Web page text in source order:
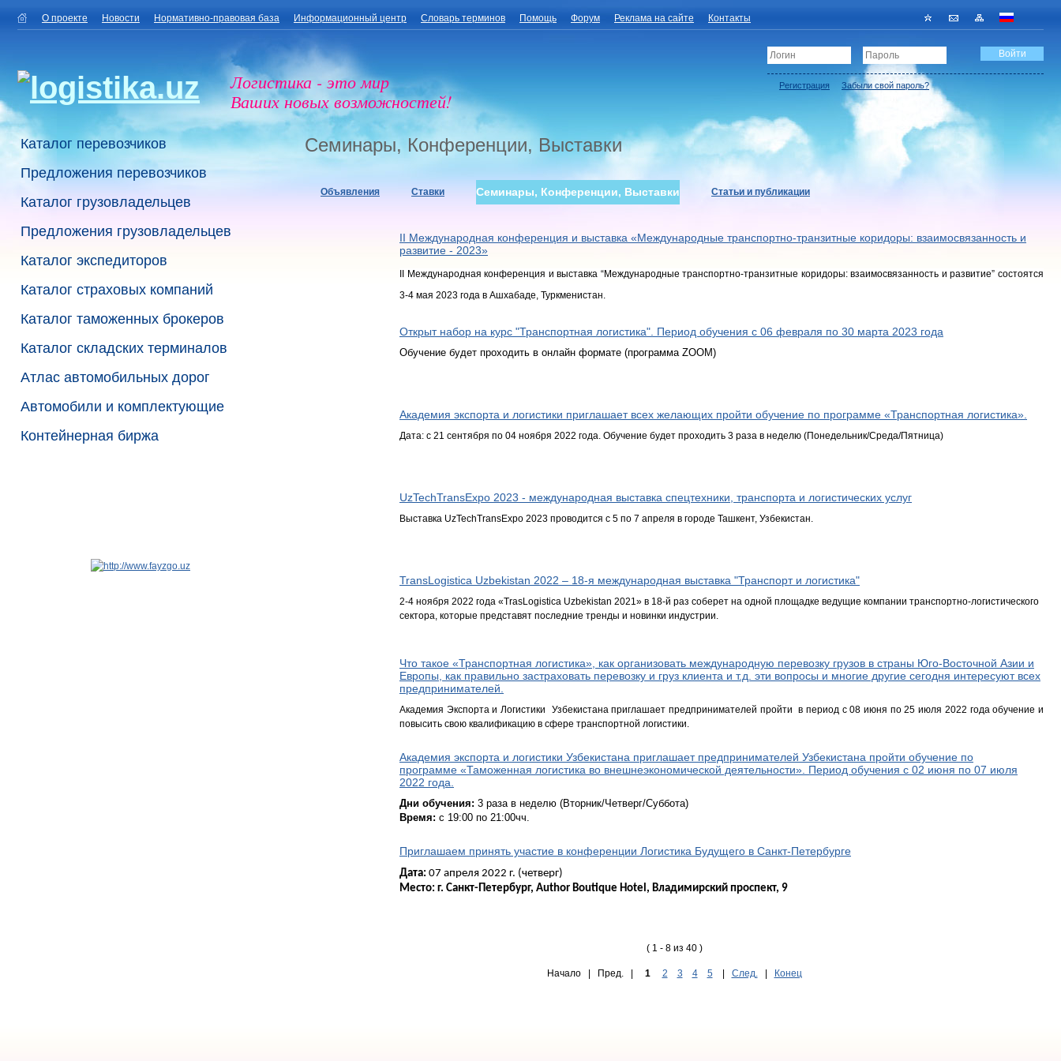
О проекте Новости Нормативно-правовая база Информационный центр Словарь терминов Помощь Форум Реклама на сайте Контакты
Логистика - это мир
Ваших новых возможностей!
Регистрация Забыли свой пароль?
Каталог перевозчиков
Предложения перевозчиков
Каталог грузовладельцев
Предложения грузовладельцев
Каталог экспедиторов
Каталог страховых компаний
Каталог таможенных брокеров
Каталог складских терминалов
Атлас автомобильных дорог
Автомобили и комплектующие
Контейнерная биржа
Семинары, Конференции, Выставки
Объявления Ставки Семинары, Конференции, Выставки Статьи и публикации
II Международная конференция и выставка «Международные транспортно-транзитные коридоры: взаимосвязанность и
развитие - 2023»
II Международная конференция и выставка “Международные транспортно-транзитные коридоры: взаимосвязанность и развитие” состоятся
3-4 мая 2023 года в Ашхабаде, Туркменистан.
Открыт набор на курс "Транспортная логистика". Период обучения с 06 февраля по 30 марта 2023 года
Обучение будет проходить в онлайн формате (программа ZOOM)
Академия экспорта и логистики приглашает всех желающих пройти обучение по программе «Транспортная логистика».
Дата: с 21 сентября по 04 ноября 2022 года. Обучение будет проходить 3 раза в неделю (Понедельник/Среда/Пятница)
UzTechTransExpo 2023 - международная выставка спецтехники, транспорта и логистических услуг
Выставка UzTechTransExpo 2023 проводится c 5 по 7 апреля в городе Ташкент, Узбекистан.
TransLogistica Uzbekistan 2022 – 18-я международная выставка "Транспорт и логистика"
2-4 ноября 2022 года «TrasLogistica Uzbekistan 2021» в 18-й раз соберет на одной площадке ведущие компании транспортно-логистического
сектора, которые представят последние тренды и новинки индустрии.
Что такое «Транспортная логистика», как организовать международную перевозку грузов в страны Юго-Восточной Азии и
Европы, как правильно застраховать перевозку и груз клиента и т.д. эти вопросы и многие другие сегодня интересуют всех
предпринимателей.
Академия Экспорта и Логистики Узбекистана приглашает предпринимателей пройти в период с 08 июня по 25 июля 2022 года обучение и
повысить свою квалификацию в сфере транспортной логистики.
Академия экспорта и логистики Узбекистана приглашает предпринимателей Узбекистана пройти обучение по
программе «Таможенная логистика во внешнеэкономической деятельности». Период обучения с 02 июня по 07 июля
2022 года.
Дни обучения: 3 раза в неделю (Вторник/Четверг/Суббота)
Время: с 19:00 по 21:00чч.
Приглашаем принять участие в конференции Логистика Будущего в Санкт-Петербурге
Дата: 07 апреля 2022 г. (четверг)
Место: г. Cанкт-Петербург, Author Boutique Hotel, Владимирский проспект, 9
( 1 - 8 из 40 )
Начало | Пред. | 1 2 3 4 5 | След. | Конец